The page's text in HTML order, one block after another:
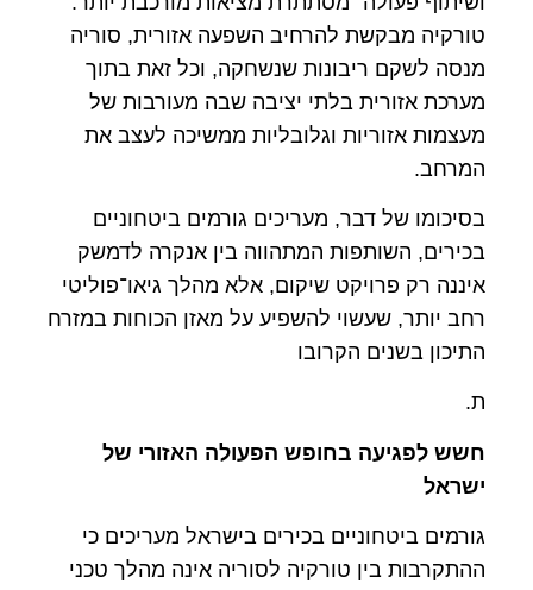
טורקיה מבקשת להרחיב השפעה אזורית, סוריה
מנסה לשקם ריבונות שנשחקה, וכל זאת בתוך
מערכת אזורית בלתי יציבה שבה מעורבות של
מעצמות אזוריות וגלובליות ממשיכה לעצב את
המרחב.
בסיכומו של דבר, מעריכים גורמים ביטחוניים
בכירים, השותפות המתהווה בין אנקרה לדמשק
איננה רק פרויקט שיקום, אלא מהלך גיאו־פוליטי
רחב יותר, שעשוי להשפיע על מאזן הכוחות במזרח
התיכון בשנים הקרובו
ת.
חשש לפגיעה בחופש הפעולה האזורי של
ישראל
גורמים ביטחוניים בכירים בישראל מעריכים כי
ההתקרבות בין טורקיה לסוריה אינה מהלך טכני